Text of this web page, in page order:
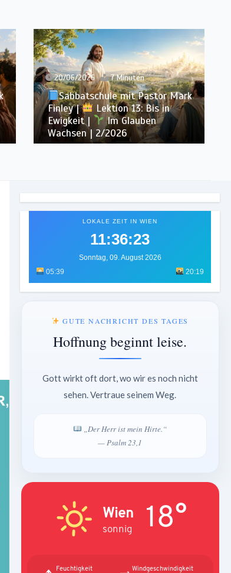
13/06/2026 7 Minuten
Sabbatschule mit Pastor Mark
Finley |
Lektion 12: Sprich von
Gott |
Im Glauben Wachsen |
2/2026
LOKALE ZEIT IN WIEN
11:36:25
Sonntag, 09. August 2026
05:39
20:19
GUTE NACHRICHT DES TAGES
Hoffnung beginnt leise.
Gott wirkt oft dort, wo wir es noch nicht
sehen. Vertraue seinem Weg.
„Der Herr ist mein Hirte.“
— Psalm 23,1
Wien
sonnig 18°
Feuchtigkeit
Windgeschwindigkeit